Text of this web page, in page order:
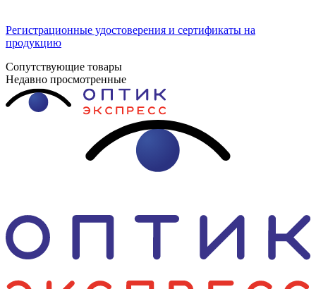
Регистрационные удостоверения и сертификаты на
продукцию
Сопутствующие товары
Недавно просмотренные